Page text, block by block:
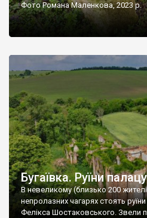
Фото Романа Маленкова, 2023 р.
Бугаївка. Руїни
В невеликому (близько 200
непролазних чагарях стоять
Фелікса Шостаковського. Звели